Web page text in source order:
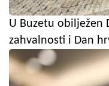
U Buzetu obilježen
zahvalnosti i Dan